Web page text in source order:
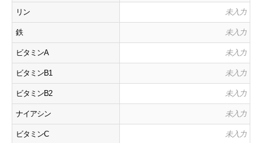
リン 未入力
鉄 未入力
ビタミンA 未入力
ビタミンB1 未入力
ビタミンB2 未入力
ナイアシン 未入力
ビタミンC 未入力